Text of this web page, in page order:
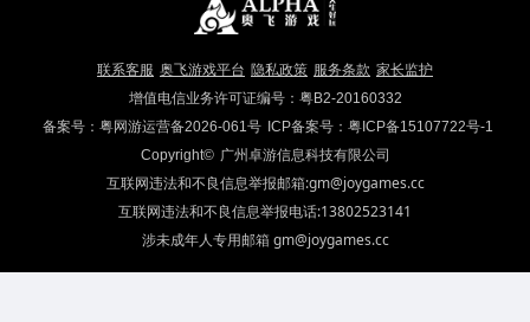
联系客服 奥飞游戏平台 隐私政策 服务条款 家长监护
增值电信业务许可证编号：粤B2-20160332
备案号：粤网游运营备2026-061号 ICP备案号：粤ICP备15107722号-1
Copyright© 广州卓游信息科技有限公司
互联网违法和不良信息举报邮箱:gm@joygames.cc
互联网违法和不良信息举报电话:13802523141
涉未成年人专用邮箱 gm@joygames.cc